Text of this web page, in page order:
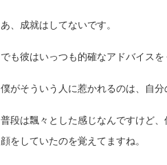
あ、成就はしてないです。
でも彼はいっつも的確なアドバイス
僕がそういう人に惹かれるのは、自
普段は飄々とした感じなんですけど
顔をしていたのを覚えてますね。